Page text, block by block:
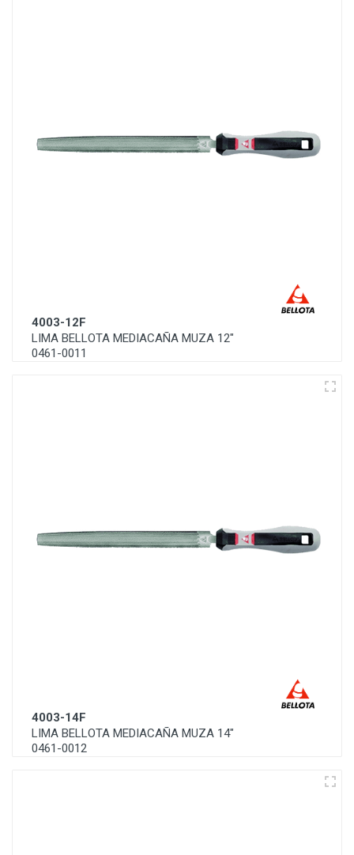
4003-12F
LIMA BELLOTA MEDIACAÑA MUZA 12"
0461-0011
4003-14F
LIMA BELLOTA MEDIACAÑA MUZA 14"
0461-0012